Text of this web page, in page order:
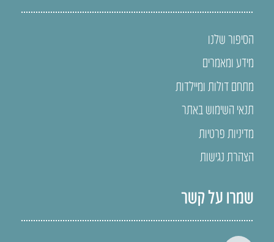
הסיפור שלנו
מידע ומאמרים
מתחם דולות ומיילדות
תנאי השימוש באתר
מדיניות פרטיות
הצהרת נגישות
שמרו על קשר